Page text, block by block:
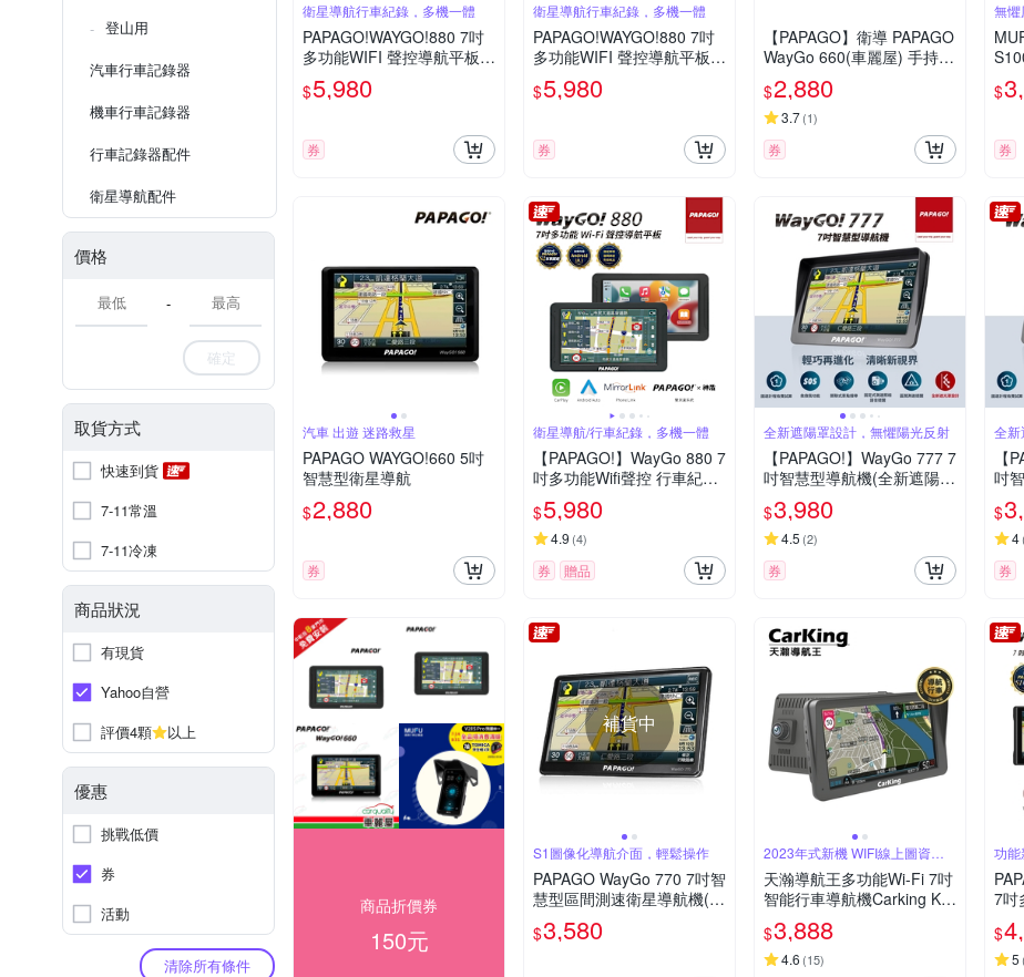
登山用
汽車行車記錄器
機車行車記錄器
行車記錄器配件
衛星導航配件
價格
-
確定
取貨方式
快速到貨
7-11常溫
7-11冷凍
商品狀況
有現貨
Yahoo自營
評價4顆
以上
優惠
挑戰低價
券
活動
清除所有條件
衛星導航行車紀錄，多機一體
PAPAGO!WAYGO!880 7吋
多功能WIFI 聲控導航平板＋
行車紀錄器 -免費安裝
$5,980
券
衛星導航行車紀錄，多機一體
PAPAGO!WAYGO!880 7吋
多功能WIFI 聲控導航平板＋
行車紀錄器
$5,980
券
【PAPAGO】衛導 PAPAGO
WayGo 660(車麗屋) 手持衛
導 穿戴型
$2,880
3.7(1)
券
無懼
$
券
汽車 出遊 迷路救星
PAPAGO WAYGO!660 5吋
智慧型衛星導航
$2,880
券
衛星導航/行車紀錄，多機一體
【PAPAGO!】WayGo 880 7
吋多功能Wifi聲控 行車紀錄
導航平板(行車記錄/Carplay/
神盾)~急
$5,980
4.9 (4)
券 贈品
全新遮陽罩設計，無懼陽光反射
【PAPAGO!】WayGo 777 7
吋智慧型導航機(全新遮陽罩
設計/S1圖像化導航介面/測
速提醒)~急
$3,980
4.5 (2)
券
全新
【
吋
設
速
$
4(
券
商品折價券
150元
補貨中
S1圖像化導航介面，輕鬆操作
PAPAGO WayGo 770 7吋智
慧型區間測速衛星導航機(S
1圖像化導航介面/測速語音
提醒)
$3,580
2023年式新機 WIFI線上圖資更
天瀚導航王多功能Wi-Fi 7吋
智能行車導航機Carking K8
00C 送32G
$3,888
4.6 (15)
功能
7吋
航
更
$
5 (